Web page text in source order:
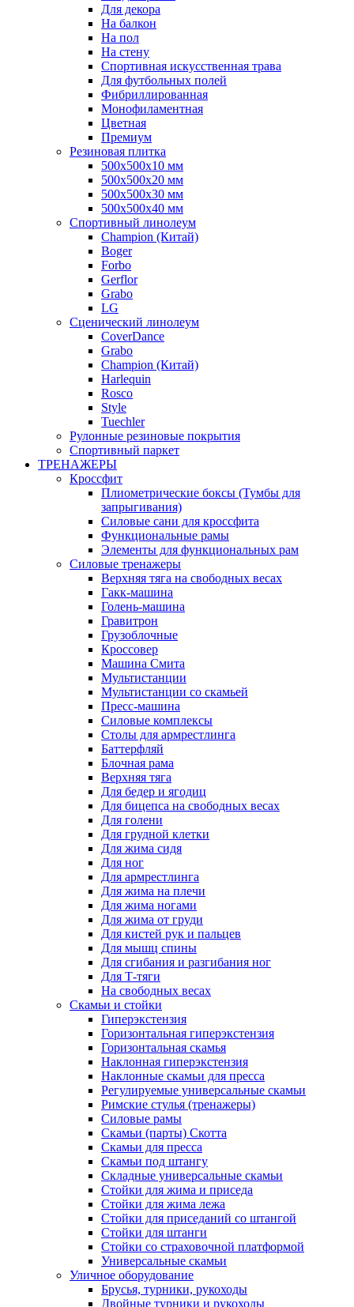
Для декора
На балкон
На пол
На стену
Спортивная искусственная трава
Для футбольных полей
Фибриллированная
Монофиламентная
Цветная
Премиум
Резиновая плитка
500х500х10 мм
500х500х20 мм
500х500х30 мм
500х500х40 мм
Спортивный линолеум
Champion (Китай)
Boger
Forbo
Gerflor
Grabo
LG
Сценический линолеум
CoverDance
Grabo
Champion (Китай)
Harlequin
Rosco
Style
Tuechler
Рулонные резиновые покрытия
Спортивный паркет
ТРЕНАЖЕРЫ
Кроссфит
Плиометрические боксы (Тумбы для
запрыгивания)
Силовые сани для кроссфита
Функциональные рамы
Элементы для функциональных рам
Силовые тренажеры
Верхняя тяга на свободных весах
Гакк-машина
Голень-машина
Гравитрон
Грузоблочные
Кроссовер
Машина Смита
Мультистанции
Мультистанции со скамьей
Пресс-машина
Силовые комплексы
Столы для армрестлинга
Баттерфляй
Блочная рама
Верхняя тяга
Для бедер и ягодиц
Для бицепса на свободных весах
Для голени
Для грудной клетки
Для жима сидя
Для ног
Для армрестлинга
Для жима на плечи
Для жима ногами
Для жима от груди
Для кистей рук и пальцев
Для мышц спины
Для сгибания и разгибания ног
Для Т-тяги
На свободных весах
Скамьи и стойки
Гиперэкстензия
Горизонтальная гиперэкстензия
Горизонтальная скамья
Наклонная гиперэкстензия
Наклонные скамьи для пресса
Регулируемые универсальные скамьи
Римские стулья (тренажеры)
Силовые рамы
Скамьи (парты) Скотта
Скамьи для пресса
Скамьи под штангу
Складные универсальные скамьи
Стойки для жима и приседа
Стойки для жима лежа
Стойки для приседаний со штангой
Стойки для штанги
Стойки со страховочной платформой
Универсальные скамьи
Уличное оборудование
Брусья, турники, рукоходы
Двойные турники и рукоходы